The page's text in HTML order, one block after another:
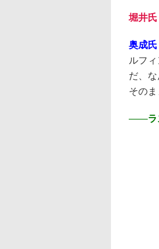
堀井氏
奥成氏
ルフ
だ、
その
――